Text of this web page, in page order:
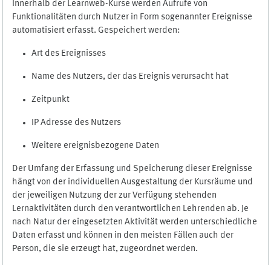
Innerhalb der Learnweb-Kurse werden Aufrufe von
Funktionalitäten durch Nutzer in Form sogenannter Ereignisse
automatisiert erfasst. Gespeichert werden:
Art des Ereignisses
Name des Nutzers, der das Ereignis verursacht hat
Zeitpunkt
IP Adresse des Nutzers
Weitere ereignisbezogene Daten
Der Umfang der Erfassung und Speicherung dieser Ereignisse
hängt von der individuellen Ausgestaltung der Kursräume und
der jeweiligen Nutzung der zur Verfügung stehenden
Lernaktivitäten durch den verantwortlichen Lehrenden ab. Je
nach Natur der eingesetzten Aktivität werden unterschiedliche
Daten erfasst und können in den meisten Fällen auch der
Person, die sie erzeugt hat, zugeordnet werden.